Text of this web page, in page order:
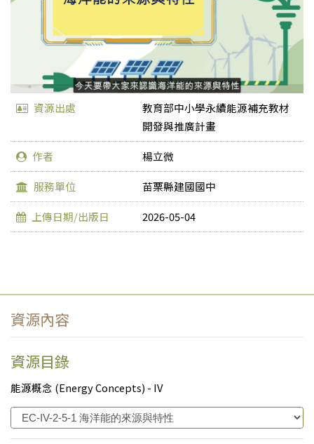
資源出處
教育部中小學永續能源補充教材
開發與推廣計畫
作者 楊立微
服務單位 苗栗縣建國國中
上傳日期/出版日 2026-05-04
資源內容
資源目錄
能源概念 (Energy Concepts) - IV